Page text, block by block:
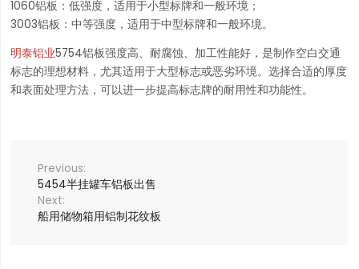
1060铝板：低强度，适用于小型标牌和一般环境；
3003铝板：中等强度，适用于中型标牌和一般环境。
明泰铝业5754铝板强度高、耐腐蚀、加工性能好，是制作空白交通
标志的理想材料，尤其适用于大型标志或恶劣环境。选择合适的厚度
和表面处理方法，可以进一步提高标志牌的耐用性和功能性。
5454半挂罐车铝板出售
船用储物箱用铝制花纹板